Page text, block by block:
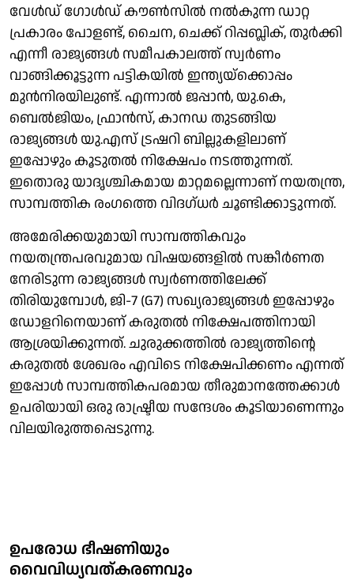
വേൾഡ് ഗോൾഡ് കൗൺസിൽ നൽകുന്ന ഡാറ്റ
പ്രകാരം പോളണ്ട്, ചൈന, ചെക്ക് റിപ്പബ്ലിക്, തുർക്കി
എന്നീ രാജ്യങ്ങൾ സമീപകാലത്ത് സ്വർണം
വാങ്ങിക്കൂട്ടുന്ന പട്ടികയിൽ ഇന്ത്യയ്‌ക്കൊപ്പം
മുൻനിരയിലുണ്ട്. എന്നാൽ ജപ്പാൻ, യു.കെ,
ബെൽജിയം, ഫ്രാൻസ്, കാനഡ തുടങ്ങിയ
രാജ്യങ്ങൾ യു.എസ് ട്രഷറി ബില്ലുകളിലാണ്
ഇപ്പോഴും കൂടുതൽ നിക്ഷേപം നടത്തുന്നത്.
ഇതൊരു യാദൃശ്ചികമായ മാറ്റമല്ലെന്നാണ് നയതന്ത്ര,
സാമ്പത്തിക രം​ഗത്തെ വിദ​ഗ്ധർ ചൂണ്ടിക്കാട്ടുന്നത്.
അമേരിക്കയുമായി സാമ്പത്തികവും
നയതന്ത്രപരവുമായ വിഷയങ്ങളിൽ സങ്കീർണത
നേരിടുന്ന രാജ്യങ്ങൾ സ്വർണത്തിലേക്ക്
തിരിയുമ്പോൾ, ജി-7 (G7) സഖ്യരാജ്യങ്ങൾ ഇപ്പോഴും
ഡോളറിനെയാണ് കരുതൽ നിക്ഷേപത്തിനായി
ആശ്രയിക്കുന്നത്. ചുരുക്കത്തിൽ രാജ്യത്തിന്റെ
കരുതൽ ശേഖരം എവിടെ നിക്ഷേപിക്കണം എന്നത്
ഇപ്പോൾ സാമ്പത്തികപരമായ തീരുമാനത്തേക്കാൾ
ഉപരിയായി ഒരു രാഷ്ട്രീയ സന്ദേശം കൂടിയാണെന്നും
വിലയിരുത്തപ്പെടുന്നു.
ഉപരോധ ഭീഷണിയും
വൈവിധ്യവത്കരണവും